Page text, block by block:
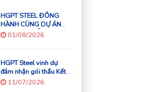
HGPT STEEL ĐỒNG
HÀNH CÙNG DỰ ÁN
NOBU ĐÀ NẴNG:
LẮP ĐẶT KẾT CẤU
THÉP CHO TÒA NHÀ 43
TẦNG
01/08/2026
HGPT Steel vinh dự
đảm nhận gói thầu Kết
cấu thép mái vòm
11/07/2026